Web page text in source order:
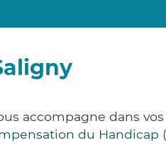
accompagne dans
du Handicap